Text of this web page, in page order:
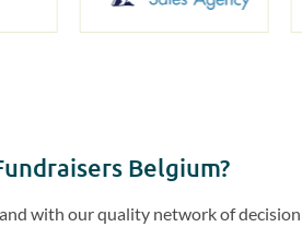
Belgium?
with our quality network of